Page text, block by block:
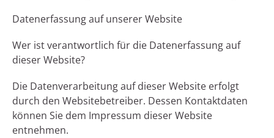
Datenerfassung auf unserer Website
Wer ist verantwortlich für die Datenerfassung auf
dieser Website?
Die Datenverarbeitung auf dieser Website erfolgt
durch den Websitebetreiber. Dessen Kontaktdaten
können Sie dem Impressum dieser Website
entnehmen.